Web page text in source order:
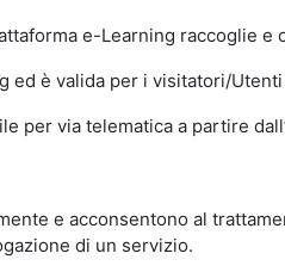
e-Learning raccoglie e
ed è valida per i visitatori/
per via telematica a partire
e acconsentono al
di un servizio.